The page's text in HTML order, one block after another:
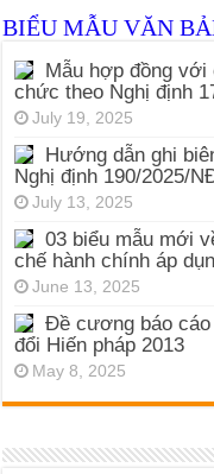
BIỂU MẪU VĂN
Mẫu hợp đồng với
chức theo Nghị định
July 19, 2025
Hướng dẫn ghi
Nghị định 190/2025/
July 13, 2025
03 biểu mẫu mới
chế hành chính áp
June 13, 2025
Đề cương báo
đổi Hiến pháp 2013
May 8, 2025